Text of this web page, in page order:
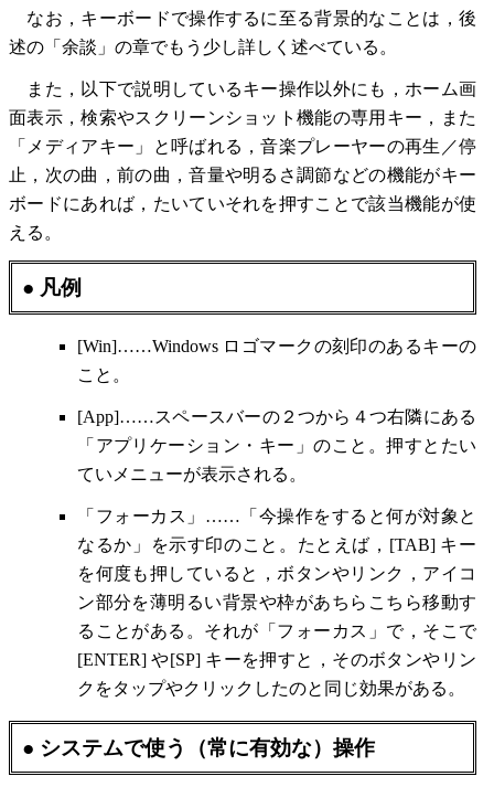
なお，キーボードで操作するに至る背景的なことは，後
述の「余談」の章でもう少し詳しく述べている。
また，以下で説明しているキー操作以外にも，ホーム画
面表示，検索やスクリーンショット機能の専用キー，また
「メディアキー」と呼ばれる，音楽プレーヤーの再生／停
止，次の曲，前の曲，音量や明るさ調節などの機能がキー
ボードにあれば，たいていそれを押すことで該当機能が使
える。
● 凡例
[Win]……Windows ロゴマークの刻印のあるキーの
こと。
[App]……スペースバーの２つから４つ右隣にある
「アプリケーション・キー」のこと。押すとたい
ていメニューが表示される。
「フォーカス」……「今操作をすると何が対象と
なるか」を示す印のこと。たとえば，[TAB] キー
を何度も押していると，ボタンやリンク，アイコ
ン部分を薄明るい背景や枠があちらこちら移動す
ることがある。それが「フォーカス」で，そこで
[ENTER] や[SP] キーを押すと，そのボタンやリン
クをタップやクリックしたのと同じ効果がある。
● システムで使う（常に有効な）操作